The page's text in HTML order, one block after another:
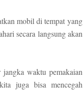
mobil di tempat yang
secara langsung akan
waktu pemakaian
juga bisa mencegah